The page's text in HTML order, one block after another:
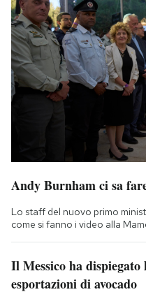
Andy Burnham ci sa
Lo staff del nuovo primo
come si fanno i video alla
Il Messico ha dispiegato
esportazioni di avocado